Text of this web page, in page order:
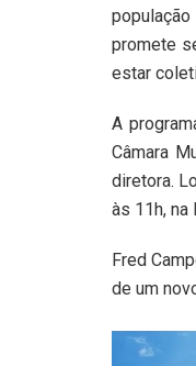
promete
estar
A
Câmara
diretora.
às 11h, na
Fred
de um